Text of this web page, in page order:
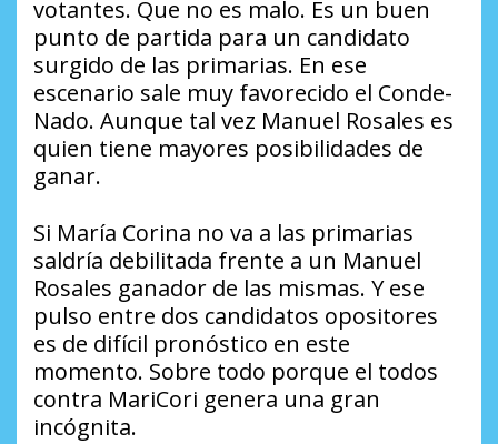
votantes. Que no es malo. Es un buen
punto de partida para un candidato
surgido de las primarias. En ese
escenario sale muy favorecido el Conde-
Nado. Aunque tal vez Manuel Rosales es
quien tiene mayores posibilidades de
ganar.
Si María Corina no va a las primarias
saldría debilitada frente a un Manuel
Rosales ganador de las mismas. Y ese
pulso entre dos candidatos opositores
es de difícil pronóstico en este
momento. Sobre todo porque el todos
contra MariCori genera una gran
incógnita.